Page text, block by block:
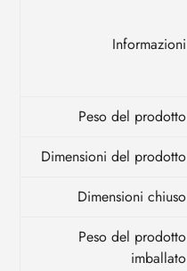
Informazioni
Peso del prodotto
Dimensioni del prodotto
Dimensioni chiuso
Peso del prodotto
imballato